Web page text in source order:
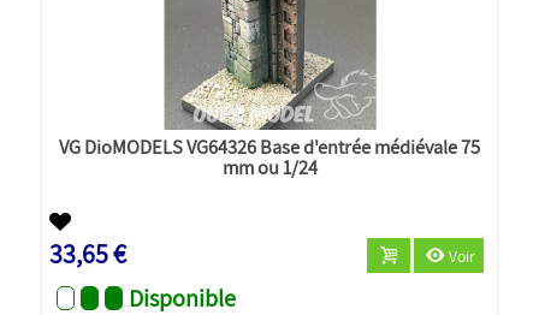
VG DioMODELS VG64326 Base d'entrée médiévale 75
mm ou 1/24
33,65 € Voir
Disponible